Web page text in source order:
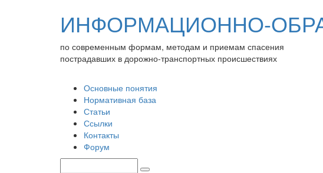
ИНФОРМАЦИОННО-
по современным формам, методам и приемам спасения
пострадавших в дорожно-транспортных происшествиях
Основные понятия
Нормативная база
Статьи
Ссылки
Контакты
Форум